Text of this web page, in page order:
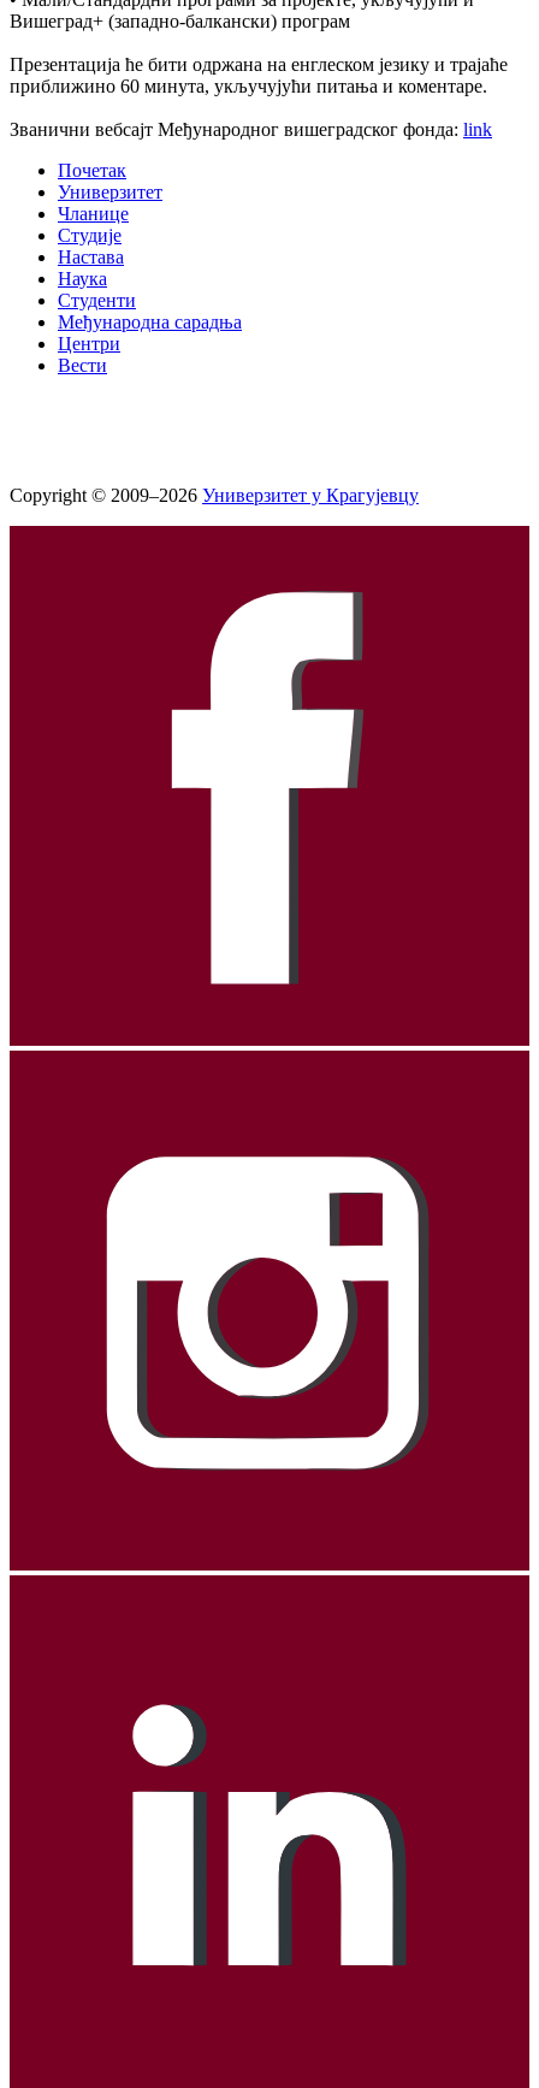
Вишеград+ (западно-балкански) програм
Презентација ће бити одржана на енглеском језику и трајаће
приближино 60 минута, укључујући питања и коментаре.
Званични вебсајт Међународног вишеградског фонда: link
Почетак
Универзитет
Чланице
Студије
Настава
Наука
Студенти
Међународна сарадња
Центри
Вести
Copyright © 2009–2026 Универзитет у Крагујевцу